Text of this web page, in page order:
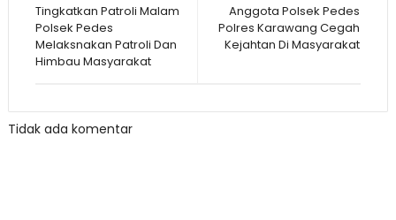
Anggota Polsek Pedes
Polres Karawang Cegah
Kejahtan Di Masyarakat
Tingkatkan Patroli Malam
Polsek Pedes
Melaksnakan Patroli Dan
Himbau Masyarakat
Tidak ada komentar